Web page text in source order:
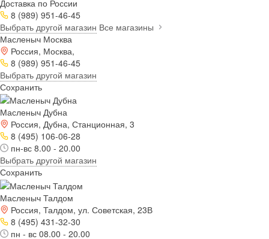
Доставка по России
8 (989) 951-46-45
Выбрать другой магазин Все магазины
Масленыч Москва
Россия, Москва,
8 (989) 951-46-45
Выбрать другой магазин
Сохранить
Масленыч Дубна
Россия, Дубна, Станционная, 3
8 (495) 106-06-28
пн-вс 8.00 - 20.00
Выбрать другой магазин
Сохранить
Масленыч Талдом
Россия, Талдом, ул. Советская, 23В
8 (495) 431-32-30
пн - вс 08.00 - 20.00